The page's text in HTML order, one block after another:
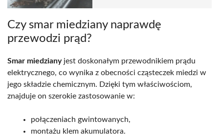
Czy smar miedziany naprawdę
przewodzi prąd?
Smar miedzianyjest doskonałym przewodnikiem prądu
elektrycznego, co wynika z obecności cząsteczek miedzi w
jego składzie chemicznym. Dzięki tym właściwościom,
znajduje on szerokie zastosowanie w:
połączeniach gwintowanych,
montażu klem akumulatora.